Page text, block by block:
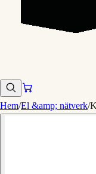
Hem/El &amp; nätverk/